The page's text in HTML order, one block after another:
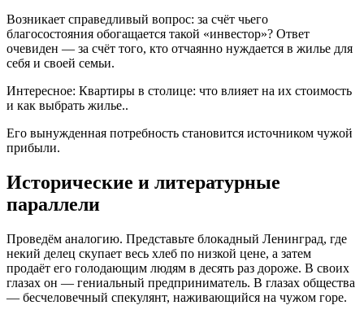
Возникает справедливый вопрос: за счёт чьего
благосостояния обогащается такой «инвестор»? Ответ
очевиден — за счёт того, кто отчаянно нуждается в жилье для
себя и своей семьи.
Интересное: Квартиры в столице: что влияет на их стоимость
и как выбрать жилье..
Его вынужденная потребность становится источником чужой
прибыли.
Исторические и литературные
параллели
Проведём аналогию. Представьте блокадный Ленинград, где
некий делец скупает весь хлеб по низкой цене, а затем
продаёт его голодающим людям в десять раз дороже. В своих
глазах он — гениальный предприниматель. В глазах общества
— бесчеловечный спекулянт, наживающийся на чужом горе.